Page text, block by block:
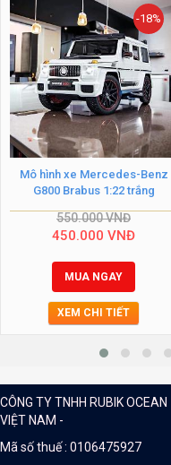
-18%
Mô hình xe Mercedes-Benz
G800 Brabus 1:22 trắng
550.000VNĐ
450.000 VNĐ
MUA NGAY
XEM CHI TIẾT
CÔNG TY TNHH RUBIK OCEAN
VIỆT NAM -
Mã số thuế : 0106475927